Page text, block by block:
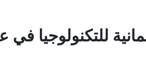
للتكنولوجيا في